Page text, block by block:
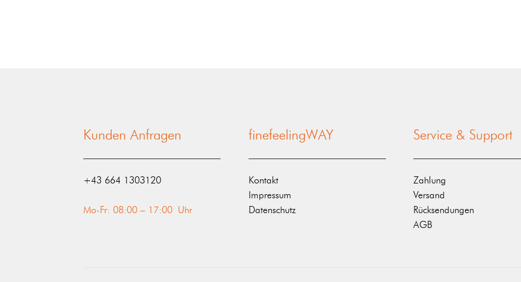
Kunden Anfragen
‭+43 664 1303120‬
Mo-Fr: 08:00 – 17:00 Uhr
finefeelingWAY
Kontakt
Impressum
Datenschutz
Service & Support
Zahlung
Versand
Rücksendungen
AGB